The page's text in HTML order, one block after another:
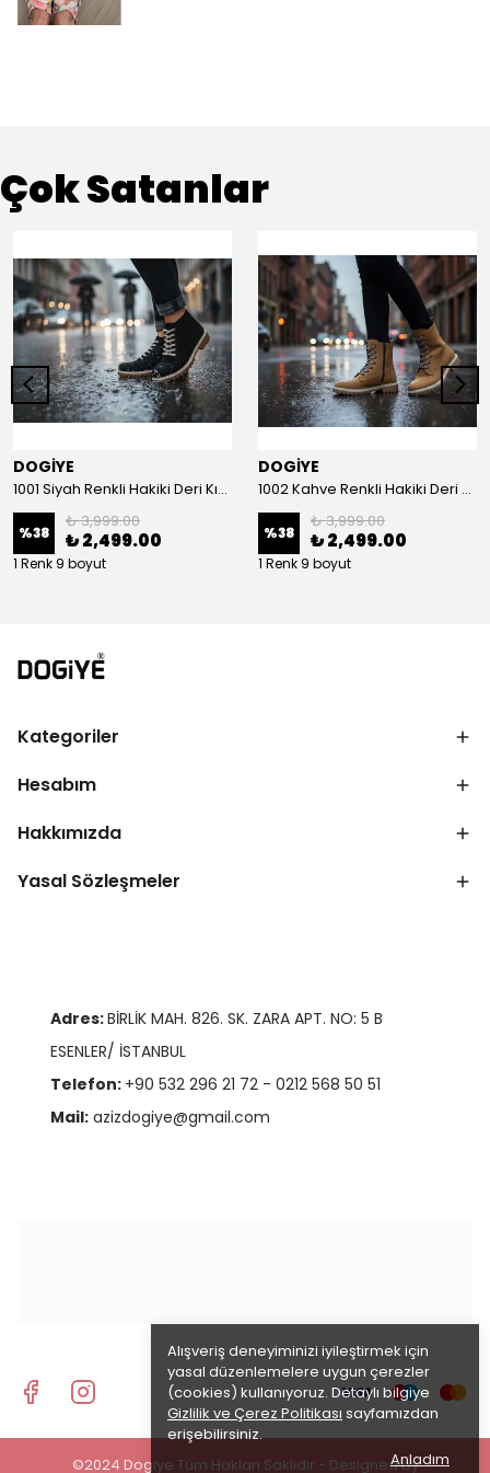
Alışveriş deneyiminizi iyileştirmek için
yasal düzenlemelere uygun çerezler
(cookies) kullanıyoruz. Detaylı bilgiye
Gizlilik ve Çerez Politikası sayfamızdan
erişebilirsiniz.
Anladım
Çok Satanlar
DOGİYE
1001 Siyah Renkli Hakiki Deri Kışlık Bot
%38
₺ 3,999.00
₺ 2,499.00
1 Renk 9 boyut
DOGİYE
1002 Kahve Renkli Hakiki Deri Kışlık Bot
%38
₺ 3,999.00
₺ 2,499.00
1 Renk 9 boyut
Kategoriler
Hesabım
Hakkımızda
Yasal Sözleşmeler
Adres:BİRLİK MAH. 826. SK. ZARA APT. NO: 5 B
ESENLER/ İSTANBUL
Telefon: +90 532 296 21 72 - 0212 568 50 51
Mail: azizdogiye@gmail.com
©2024 Dogiye Tüm Hakları Saklıdır - Designed by